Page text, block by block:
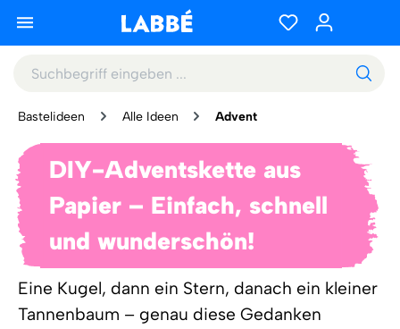
Bastelideen Alle Ideen Advent
DIY-Adventskette aus
Papier – Einfach, schnell
und wunderschön!
Eine Kugel, dann ein Stern, danach ein kleiner
Tannenbaum – genau diese Gedanken